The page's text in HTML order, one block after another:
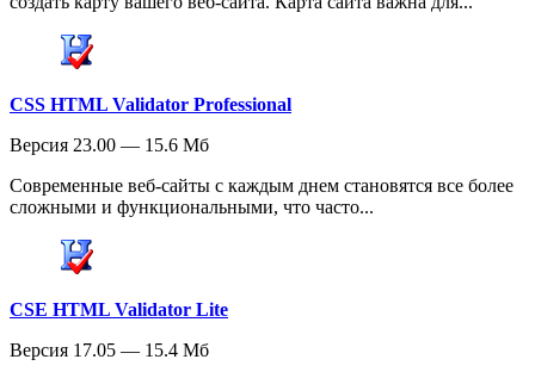
CSS HTML Validator Professional
Версия 23.00 — 15.6 Мб
Современные веб-сайты с каждым днем становятся все более
сложными и функциональными, что часто...
CSE HTML Validator Lite
Версия 17.05 — 15.4 Мб